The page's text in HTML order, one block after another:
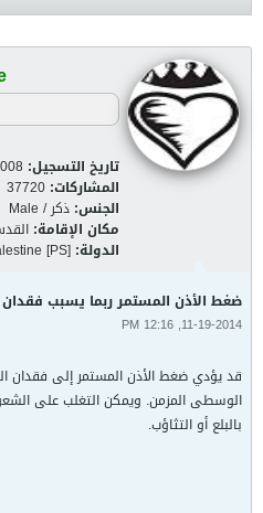
تاريخ التسجيل:
المشاركات: 37720
الجنس: ذكر / Male
مكان الإقامة:
الدولة: [PS]
ضغط الأذن المستمر ربما يسبب
11-19-2014, 12:16 PM
قد يؤدي ضغط الأذن المستمر إلى فقدان
الوسطى المزمن. ويمكن التغلب على
بالبلع أو التثاؤب.